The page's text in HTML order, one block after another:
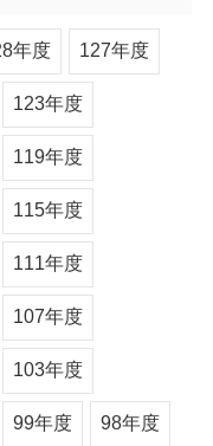
年度 127年度
123年度
119年度
115年度
111年度
107年度
103年度
99年度 98年度